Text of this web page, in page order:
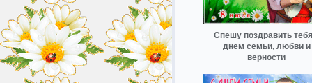
Спешу поздравить
днем семьи, любви и
верности